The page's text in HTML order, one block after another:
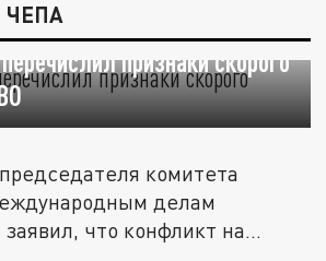
ЧЕПА
признаки скорого
комитета
делам
что конфликт на